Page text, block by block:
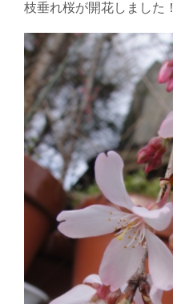
枝垂れ桜が開花しました！